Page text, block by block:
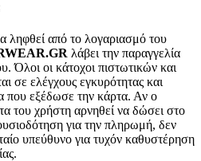
από το λογαριασμό του
λάβει την παραγγελία
Όλοι οι κάτοχοι πιστωτικών και
σε ελέγχους εγκυρότητας και
που εξέδωσε την κάρτα. Αν ο
του χρήστη αρνηθεί να δώσει στο
για την πληρωμή, δεν
υπεύθυνο για τυχόν καθυστέρηση